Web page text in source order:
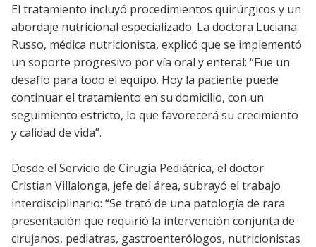
El tratamiento incluyó procedimientos quirúrgicos y un
abordaje nutricional especializado. La doctora Luciana
Russo, médica nutricionista, explicó que se implementó
un soporte progresivo por vía oral y enteral: “Fue un
desafío para todo el equipo. Hoy la paciente puede
continuar el tratamiento en su domicilio, con un
seguimiento estricto, lo que favorecerá su crecimiento
y calidad de vida”.
Desde el Servicio de Cirugía Pediátrica, el doctor
Cristian Villalonga, jefe del área, subrayó el trabajo
interdisciplinario: “Se trató de una patología de rara
presentación que requirió la intervención conjunta de
cirujanos, pediatras, gastroenterólogos, nutricionistas